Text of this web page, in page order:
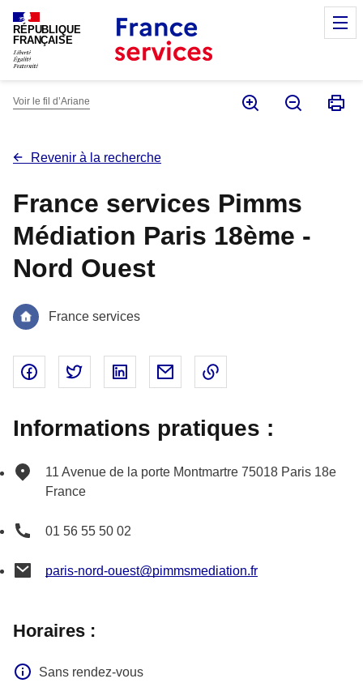
RÉPUBLIQUE
FRANÇAISE
Voir le fil d’Ariane
Revenir à la recherche
France services Pimms
Médiation Paris 18ème -
Nord Ouest
France services
Partager sur Facebook - nouvelle fenêtre
Partager sur Twitter - nouvelle fenêtre
Partager sur Linked In - nouvelle
Partager par email - nouvelle
Informations pratiques :
11 Avenue de la porte Montmartre 75018 Paris 18e
France
01 56 55 50 02
paris-nord-ouest@pimmsmediation.fr
Horaires :
Sans rendez-vous